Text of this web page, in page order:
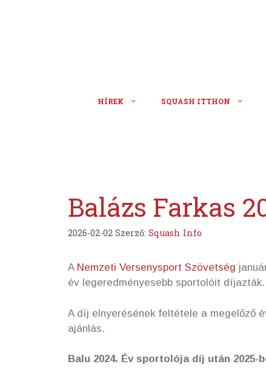
HÍREK SQUASH ITTHON
Balázs Farkas
2026-02-02 Szerző: Squash Info
A Nemzeti Versenysport Szövetség
év legeredményesebb sportolóit díjazták.
A díj elnyerésének feltétele a megelőző
ajánlás.
Balu 2024. Év sportolója díj után 2025-